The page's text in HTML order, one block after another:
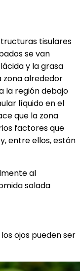
tisulares
se van
y la grasa
zona alrededor
la región debajo
líquido en el
que la zona
factores que
entre ellos, están
al
salada
ojos pueden ser